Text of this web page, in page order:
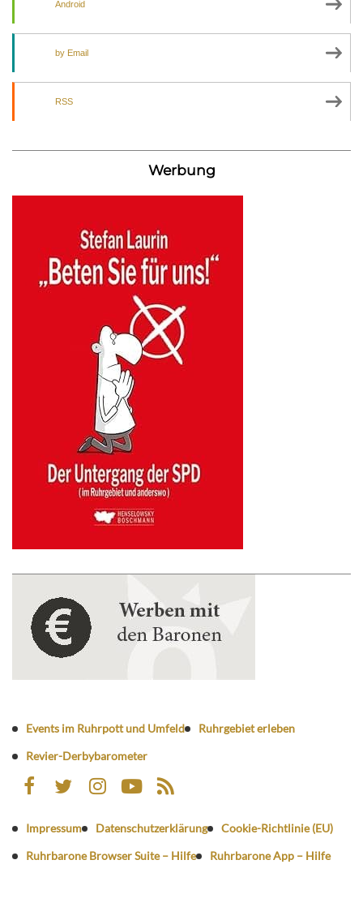
Android
by Email
RSS
Werbung
Events im Ruhrpott und Umfeld
Ruhrgebiet erleben
Revier-Derbybarometer
Impressum Datenschutzerklärung
Cookie-Richtlinie (EU)
Ruhrbarone Browser Suite – Hilfe
Ruhrbarone App – Hilfe